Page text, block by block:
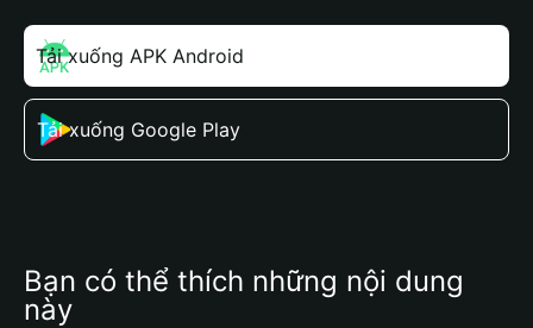
Tải xuống APK Android
Tải xuống Google Play
Bạn có thể thích những nội dung
này